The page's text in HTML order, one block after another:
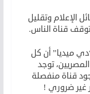
الإعلام وتقليل
قناة الناس.
ميديا” أن كل
توجد
قناة منفصلة
ضروري !